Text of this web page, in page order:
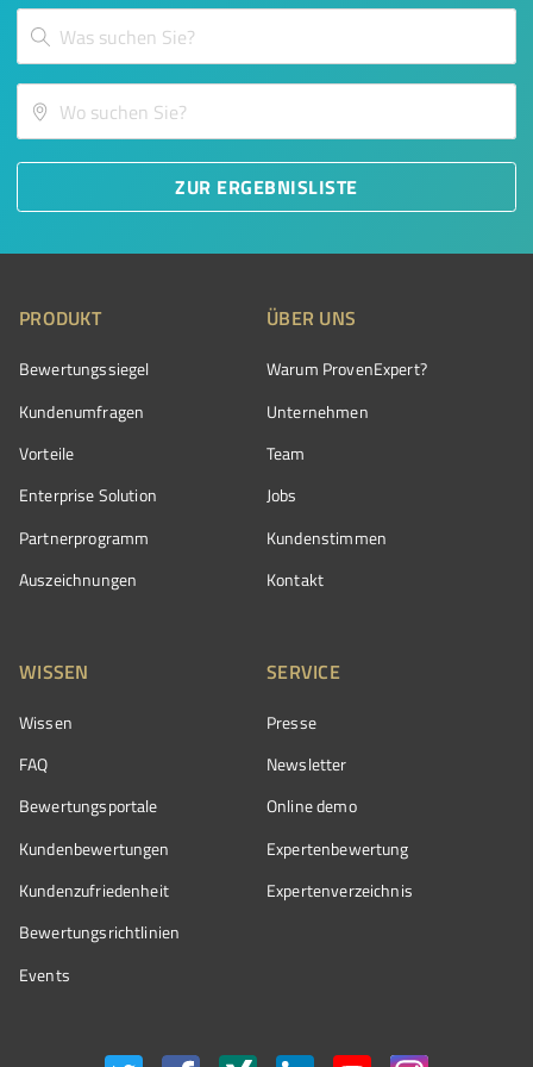
ZUR ERGEBNISLISTE
PRODUKT
Bewertungssiegel
Kundenumfragen
Vorteile
Enterprise Solution
Partnerprogramm
Auszeichnungen
ÜBER UNS
Warum ProvenExpert?
Unternehmen
Team
Jobs
Kundenstimmen
Kontakt
WISSEN
Wissen
FAQ
Bewertungsportale
Kundenbewertungen
Kundenzufriedenheit
Bewertungs­richtlinien
Events
SERVICE
Presse
Newsletter
Online demo
Expertenbewertung
Expertenverzeichnis